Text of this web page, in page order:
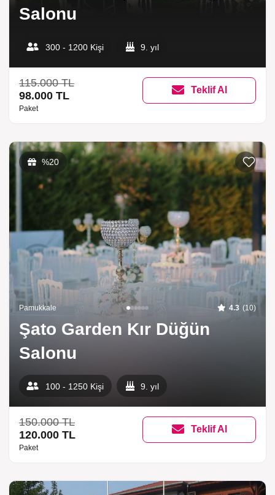
Salonu
300 - 1200 Kişi 9. yıl
115.000 TL
98.000 TL
Paket
Teklif Al
%20
Pamukkale 4.3 (10)
Şato Garden Kır Düğün
Salonu
100 - 1250 Kişi 9. yıl
150.000 TL
120.000 TL
Paket
Teklif Al